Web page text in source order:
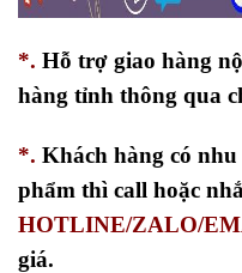
*. Hỗ trợ giao hàng
hàng tỉnh thông qua
*. Khách hàng có
phẩm thì call hoặc
HOTLINE/ZALO/
giá.